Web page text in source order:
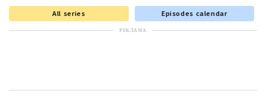
All series Episodes calendar
РЕКЛАМА